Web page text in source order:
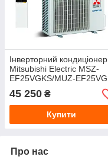
Інверторний кондиціонер
Mitsubishi Electric MSZ-
EF25VGKS/MUZ-EF25VG
Silver
45 250 ₴
Купити
Про нас